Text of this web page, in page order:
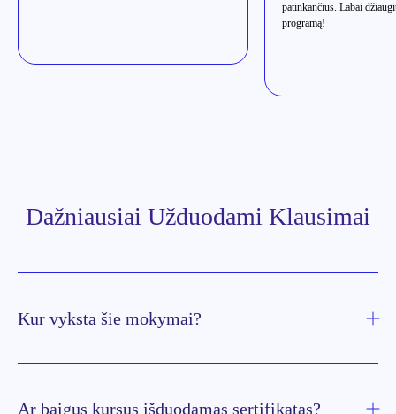
patinkančius. Labai
programą!
Dažniausiai Užduodami Klausimai
Kur vyksta šie mokymai?
Ar baigus kursus išduodamas sertifikatas?